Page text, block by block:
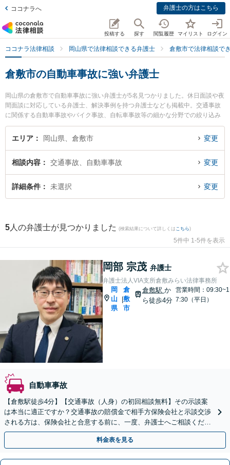
ココナラへ 弁護士の方はこちら
投稿する 探す 閲覧履歴 マイリスト ログイン
ココナラ法律相談 岡山県で法律相談できる弁護士 倉敷市で法律相談で
倉敷市の自動車事故に強い弁護士
岡山県の倉敷市で自動車事故に強い弁護士が5名見つかりました。休日面談や夜
間面談に対応している弁護士、解決事例を持つ弁護士なども掲載中。交通事故
に関係する自動車事故やバイク事故、自転車事故等の細かな分野での絞り込み
検索もでき便利です。特に弁護士法人VIA支所倉敷みらい法律事務所の岡部 宗
茂弁護士や玉島総合法律事務所の岡本 健史弁護士、やまね法律事務所の山根 務
たい』『自動車事故のトラブル解決の実績豊富な近くの弁護士を検索したい』
『初回相談無料で自動車事故を法律相談できる倉敷市内の弁護士に相談予約し
たい』などでお困りの相談者さんにおすすめです。
エリア 岡山県、倉敷市 変更
相談内容 交通事故、自動車事故 変更
詳細条件 未選択 変更
5 人の弁護士が見つかりました (検索結果について詳しくは こちら)
5件中 1-5件を表示
岡部 宗茂 弁護士
弁護士法人VIA支所倉敷みらい法律事務所
岡
山
県
|
倉
敷
市
倉敷駅 か
ら徒歩4分
営業時間：09:30~1
7:30（平日）
自動車事故
【倉敷駅徒歩4分】【交通事故（人身）の初回相談無料】その示談案
は本当に適正ですか？交通事故の賠償金で相手方保険会社と示談交渉
される方は、保険会社と合意する前に、一度、弁護士へご相談くださ
い。
料金表を見る